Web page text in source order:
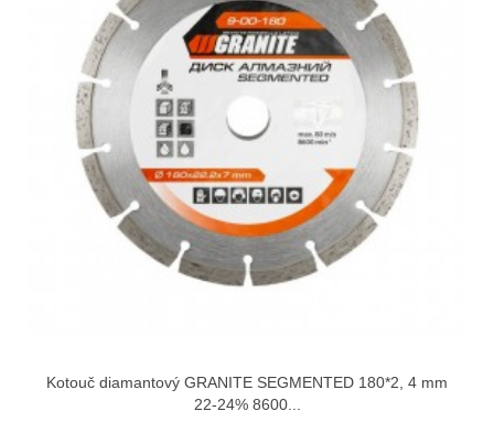
Kotouč diamantový GRANITE SEGMENTED 180*2, 4 mm
22-24% 8600...